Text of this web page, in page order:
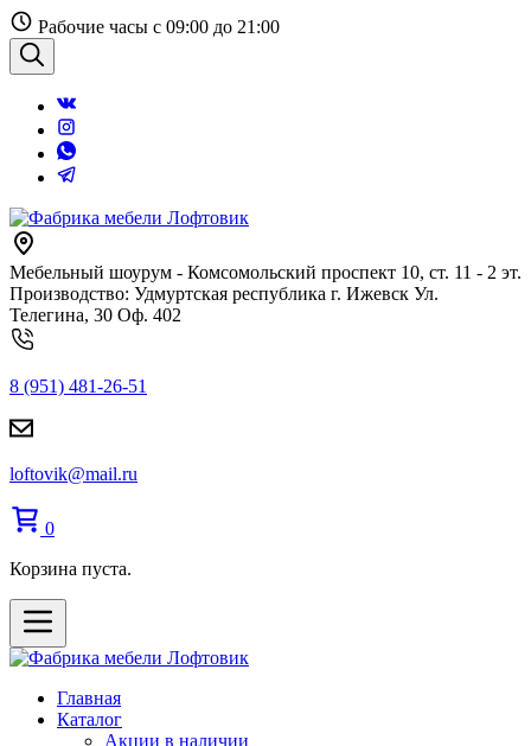
Перейти
к
содержанию
Рабочие часы с 09:00 до 21:00
Поиск
Мебельный шоурум - Комсомольский проспект 10, ст. 11 - 2 эт.
Производство: Удмуртская республика г. Ижевск Ул.
Телегина, 30 Оф. 402
8 (951) 481-26-51
loftovik@mail.ru
0
Корзина пуста.
Главная
Каталог
Акции в наличии